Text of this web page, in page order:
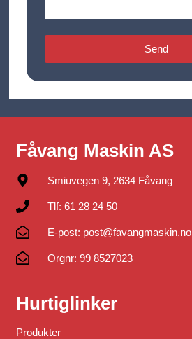
Send
Fåvang Maskin AS
Smiuvegen 9, 2634 Fåvang
Tlf: 61 28 24 50
E-post: post@favangmaskin.no
Orgnr: 99 8527023
Hurtiglinker
Produkter